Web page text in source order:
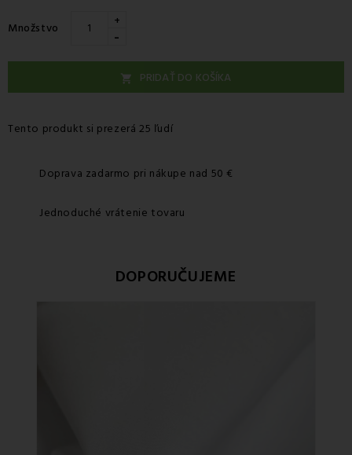
Množstvo +
-
 PRIDAŤ DO KOŠÍKA
Tento produkt si prezerá 25 ľudí
Doprava zadarmo pri nákupe nad 50 €
Jednoduché vrátenie tovaru
DOPORUČUJEME